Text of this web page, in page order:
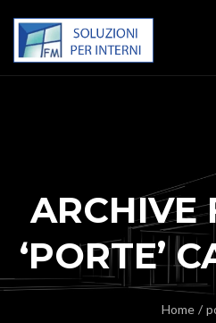
ARCHIVE
‘PORTE’
Home /